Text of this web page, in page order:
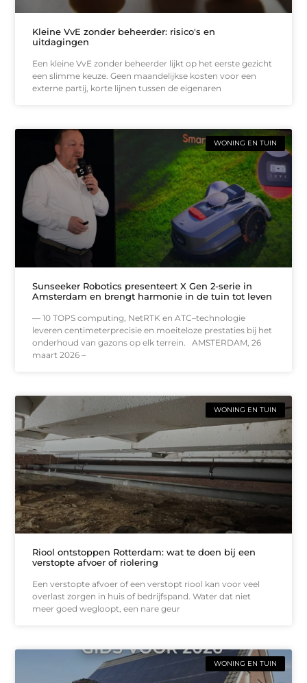
Kleine VvE zonder beheerder: risico's en
uitdagingen
Een kleine VvE zonder beheerder lijkt op het eerste gezicht
een slimme keuze. Geen maandelijkse kosten voor een
externe partij, korte lijnen tussen de eigenaren
WONING EN TUIN
Sunseeker Robotics presenteert X Gen 2-serie in
Amsterdam en brengt harmonie in de tuin tot leven
— 10 TOPS computing, NetRTK en ATC–technologie
leveren centimeterprecisie en moeiteloze prestaties bij het
onderhoud van gazons op elk terrein. AMSTERDAM, 26
maart 2026 –
WONING EN TUIN
Riool ontstoppen Rotterdam: wat te doen bij een
verstopte afvoer of riolering
Een verstopte afvoer of een verstopt riool kan voor veel
overlast zorgen in huis of bedrijfspand. Water dat niet
meer goed wegloopt, een nare geur
WONING EN TUIN